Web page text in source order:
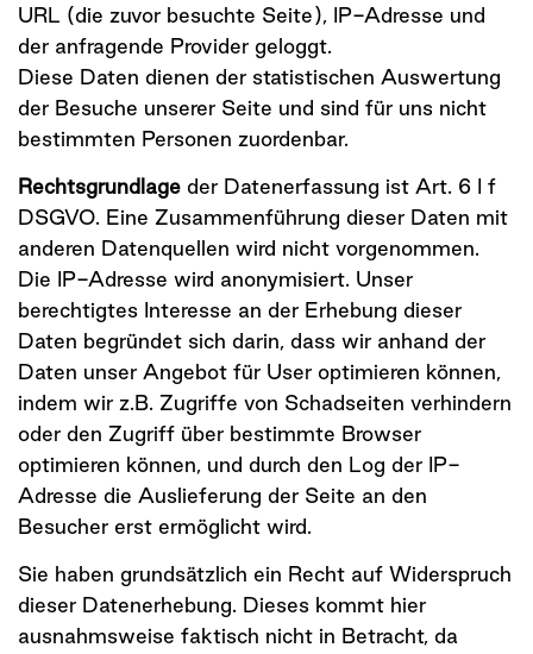
URL (die zuvor besuchte Seite), IP-Adresse und
der anfragende Provider geloggt.
Diese Daten dienen der statistischen Auswertung
der Besuche unserer Seite und sind für uns nicht
bestimmten Personen zuordenbar.
Rechtsgrundlage der Datenerfassung ist Art. 6 I f
DSGVO. Eine Zusammenführung dieser Daten mit
anderen Datenquellen wird nicht vorgenommen.
Die IP-Adresse wird anonymisiert. Unser
berechtigtes Interesse an der Erhebung dieser
Daten begründet sich darin, dass wir anhand der
Daten unser Angebot für User optimieren können,
indem wir z.B. Zugriffe von Schadseiten verhindern
oder den Zugriff über bestimmte Browser
optimieren können, und durch den Log der IP-
Adresse die Auslieferung der Seite an den
Besucher erst ermöglicht wird.
Sie haben grundsätzlich ein Recht auf Widerspruch
dieser Datenerhebung. Dieses kommt hier
ausnahmsweise faktisch nicht in Betracht, da